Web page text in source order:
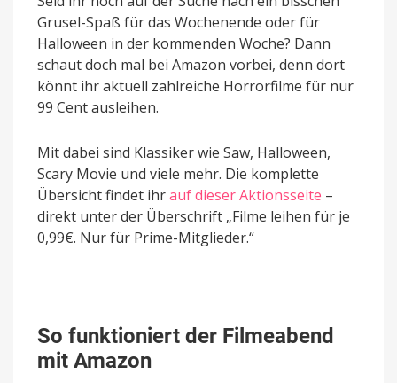
Grusel-Spaß für das Wochenende oder für
Halloween in der kommenden Woche? Dann
schaut doch mal bei Amazon vorbei, denn dort
könnt ihr aktuell zahlreiche Horrorfilme für nur
99 Cent ausleihen.
Mit dabei sind Klassiker wie Saw, Halloween,
Scary Movie und viele mehr. Die komplette
Übersicht findet ihrauf dieser Aktionsseite –
direkt unter der Überschrift „Filme leihen für je
0,99€. Nur für Prime-Mitglieder.“
So funktioniert der Filmeabend
mit Amazon